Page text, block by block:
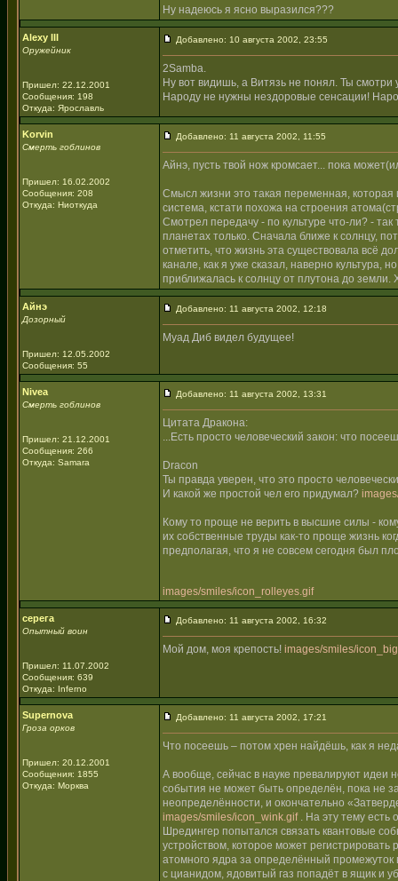
Ну надеюсь я ясно выразился???
Alexy III
Оружейник
Пришел: 22.12.2001
Сообщения: 198
Откуда: Ярославль
Добавлено: 10 августа 2002, 23:55
2Samba.
Ну вот видишь, а Витязь не понял. Ты смотри
Народу не нужны нездоровые сенсации!
Korvin
Смерть гоблинов
Пришел: 16.02.2002
Сообщения: 208
Откуда: Ниоткуда
Добавлено: 11 августа 2002, 11:55
Айнэ, пусть твой нож кромсает... пока
Смысл жизни это такая переменная, которая
система, кстати похожа на строения
Смотрел передачу - по культуре что-ли? -
планетах только. Сначала ближе к солнцу,
отметить, что жизнь эта существовала всё
канале, как я уже сказал, наверно культура,
приближалась к солнцу от плутона до
Айнэ
Дозорный
Пришел: 12.05.2002
Сообщения: 55
Добавлено: 11 августа 2002, 12:18
Муад Диб видел будущее!
Nivea
Смерть гоблинов
Пришел: 21.12.2001
Сообщения: 266
Откуда: Samara
Добавлено: 11 августа 2002, 13:31
Цитата Дракона:
...Есть просто человеческий закон: что
Dracon
Ты правда уверен, что это просто
И какой же простой чел его придумал?
Кому то проще не верить в высшие силы -
их собственные труды как-то проще жизнь
предполагая, что я не совсем сегодня был
images/smiles/icon_rolleyes.gif
серега
Опытный воин
Пришел: 11.07.2002
Сообщения: 639
Откуда: Inferno
Добавлено: 11 августа 2002, 16:32
Мой дом, моя крепость! images/smiles/
Supernova
Гроза орков
Пришел: 20.12.2001
Сообщения: 1855
Откуда: Морква
Добавлено: 11 августа 2002, 17:21
Что посеешь – потом хрен найдёшь, как я
А вообще, сейчас в науке превалируют идеи
события не может быть определён, пока не
неопределённости, и окончательно
images/smiles/icon_wink.gif. На эту тему есть
Шредингер попытался связать квантовые
устройством, которое может
атомного ядра за определённый промежуток
с цианидом, ядовитый газ попадёт в ящик и